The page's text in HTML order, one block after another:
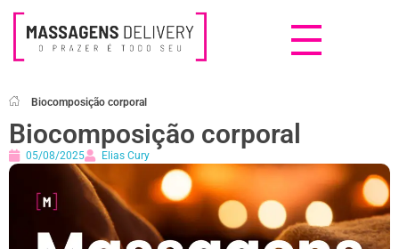
Biocomposição corporal
Biocomposição corporal
05/08/2025 Elias Cury